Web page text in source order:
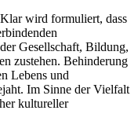
wird formuliert, dass
Gesellschaft, Bildung,
zustehen. Behinderung
Lebens und
Im Sinne der Vielfalt
kultureller